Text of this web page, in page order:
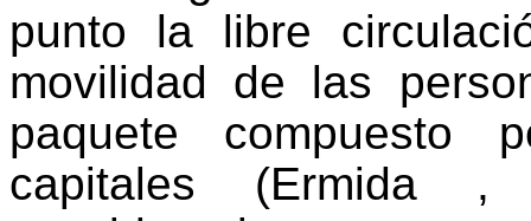
punto la libre
movilidad de las
paquete compuesto
capitales (Ermida ,